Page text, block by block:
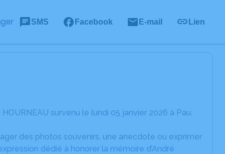
SMS Facebook E-mail Lien
survenu le lundi 05 janvier 2026 à Pau.
des photos souvenirs, une anecdote ou exprimer
dédié à honorer la mémoire d’André